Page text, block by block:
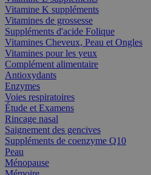
Vitamine K suppléments
Vitamines de grossesse
Suppléments d'acide Folique
Vitamines Cheveux, Peau et Ongles
Vitamines pour les yeux
Complément alimentaire
Antioxydants
Enzymes
Voies respiratoires
Étude et Examens
Rincage nasal
Saignement des gencives
Suppléments de coenzyme Q10
Peau
Ménopause